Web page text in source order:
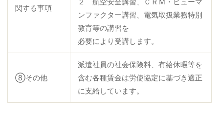
関する事項
ンファクター講習、電気取扱業務特別
教育等の講習を
必要により受講します。
⑧その他
派遣社員の社会保険料、有給休暇等を
含む各種賃金は労使協定に基づき適正
に支給しています。